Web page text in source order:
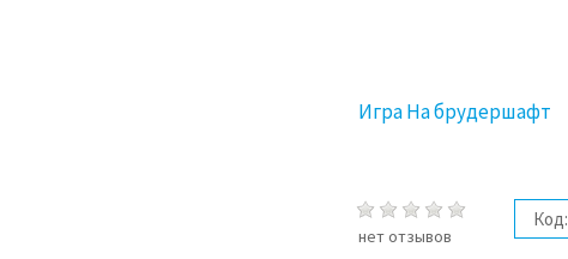
Игра На брудершафт
нет отзывов
Код: